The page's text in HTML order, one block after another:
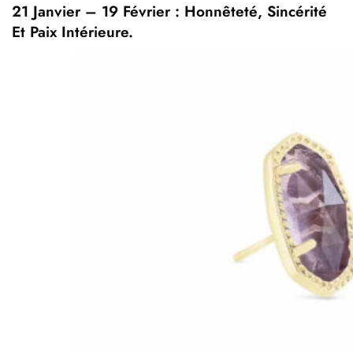
21 Janvier – 19 Février : Honnêteté, Sincérité
Et Paix Intérieure.